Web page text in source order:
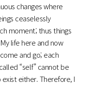
changes where
ceaselessly
moment; thus things
life here and now
and go; each
“self” cannot be
either. Therefore, I